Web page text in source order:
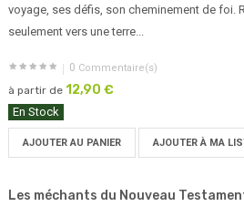
voyage, ses défis, son cheminement de foi.
seulement vers une terre...
0 Commentaire(s)
à partir de 12,90 €
En Stock
AJOUTER AU PANIER AJOUTER À MA
Les méchants du Nouveau